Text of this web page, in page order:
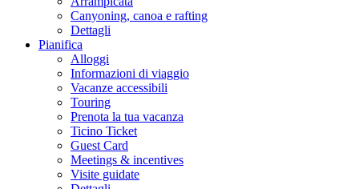
Canyoning, canoa e rafting
Dettagli
Pianifica
Alloggi
Informazioni di viaggio
Vacanze accessibili
Touring
Prenota la tua vacanza
Ticino Ticket
Guest Card
Meetings & incentives
Visite guidate